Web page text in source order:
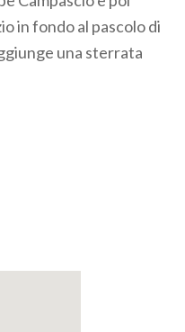
in fondo al pascolo di
una sterrata